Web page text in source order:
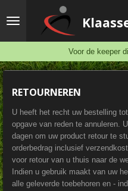
direct
Voor de keeper
RETOURNEREN
U heeft het recht uw bestelling
opgave van reden te annuleren.
dagen om uw product retour te
orderbedrag inclusief
voor retour van u thuis naar de
Indien u gebruik maakt van uw
alle geleverde toebehoren en -